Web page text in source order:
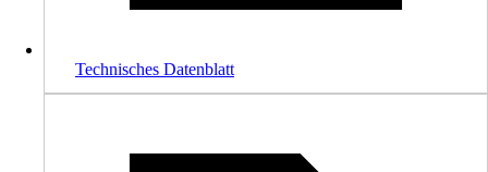
Technisches Datenblatt